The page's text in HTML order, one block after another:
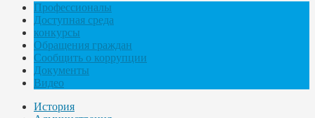
Профессионалы
Доступная среда
конкурсы
Обращения граждан
Сообщить о коррупции
Документы
Видео
История